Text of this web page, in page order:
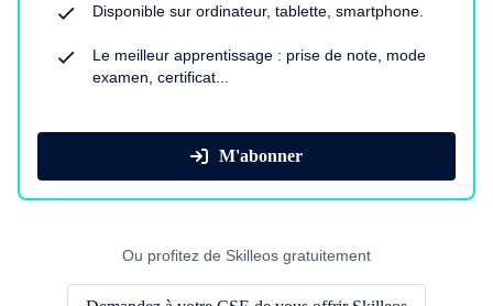
Disponible sur ordinateur, tablette, smartphone.
Le meilleur apprentissage : prise de note, mode
examen, certificat...
M'abonner
Ou profitez de Skilleos gratuitement